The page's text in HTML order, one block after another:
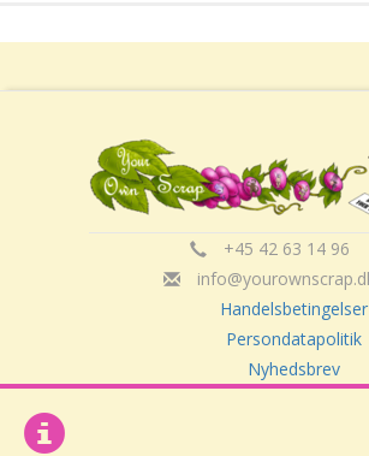
+45 42 63 14 96
Handelsbetingelser
Persondatapolitik
Nyhedsbrev